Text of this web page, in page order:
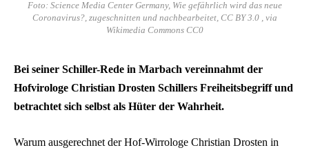
Foto: Science Media Center Germany, Wie gefährlich wird das neue
Coronavirus?, zugeschnitten und nachbearbeitet, CC BY 3.0 , via
Wikimedia Commons CC0
Bei seiner Schiller-Rede in Marbach vereinnahmt der
Hofvirologe Christian Drosten Schillers Freiheitsbegriff und
betrachtet sich selbst als Hüter der Wahrheit.
Warum ausgerechnet der Hof-Wirrologe Christian Drosten in